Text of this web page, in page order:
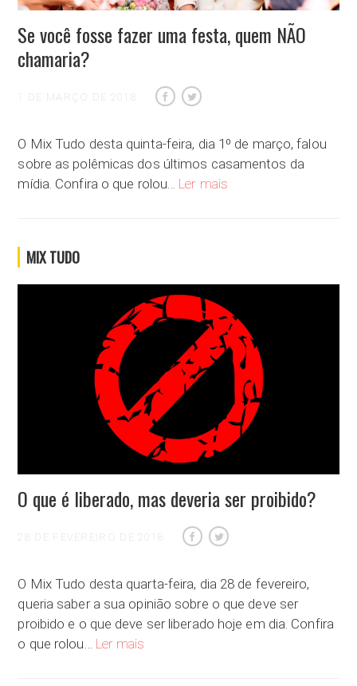
Se você fosse fazer uma festa, quem NÃO
chamaria?
1 DE MARÇO DE 2018
O Mix Tudo desta quinta-feira, dia 1º de março, falou
sobre as polêmicas dos últimos casamentos da
mídia. Confira o que rolou… Ler mais
MIX TUDO
O que é liberado, mas deveria ser proibido?
28 DE FEVEREIRO DE 2018
O Mix Tudo desta quarta-feira, dia 28 de fevereiro,
queria saber a sua opinião sobre o que deve ser
proibido e o que deve ser liberado hoje em dia. Confira
o que rolou… Ler mais